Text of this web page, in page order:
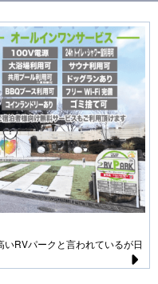
RVパークと言われているが日